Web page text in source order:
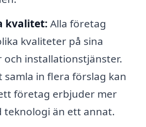
kvalitet: Alla företag
kvaliteter på sina
och installationstjänster.
samla in flera förslag kan
företag erbjuder mer
teknologi än ett annat.